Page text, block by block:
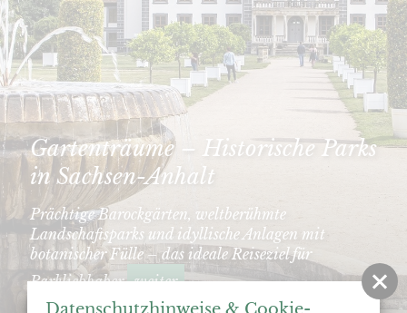
Gartenträume – Historische Parks
in Sachsen-Anhalt
Prächtige Barockgärten, weltberühmte
Landschaftsparks und idyllische Anlagen mit
botanischer Fülle – das ideale Reiseziel für
Parkliebhaber weiter